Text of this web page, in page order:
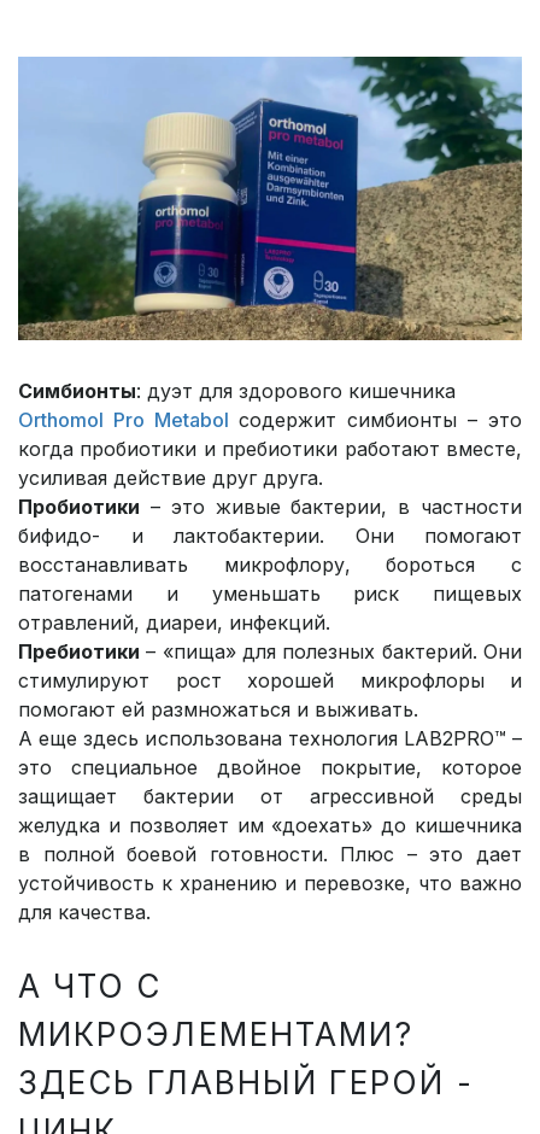
Симбионты: дуэт для здорового кишечника
Orthomol Pro Metabol содержит симбионты – это
когда пробиотики и пребиотики работают вместе,
усиливая действие друг друга.
Пробиотики – это живые бактерии, в частности
бифидо- и лактобактерии. Они помогают
восстанавливать микрофлору, бороться с
патогенами и уменьшать риск пищевых
отравлений, диареи, инфекций.
Пребиотики – «пища» для полезных бактерий. Они
стимулируют рост хорошей микрофлоры и
помогают ей размножаться и выживать.
А еще здесь использована технология LAB2PRO™ –
это специальное двойное покрытие, которое
защищает бактерии от агрессивной среды
желудка и позволяет им «доехать» до кишечника
в полной боевой готовности. Плюс – это дает
устойчивость к хранению и перевозке, что важно
для качества.
А ЧТО С
МИКРОЭЛЕМЕНТАМИ?
ЗДЕСЬ ГЛАВНЫЙ ГЕРОЙ -